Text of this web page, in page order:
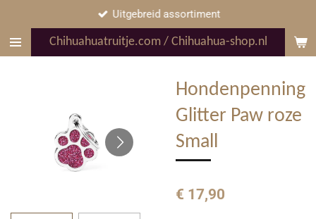
naar
Chihuahuatruitje.com / Chihuahua-shop.nl
Uitgebreid assortiment
Hondenpenning
Glitter Paw roze
Small
€ 17,90